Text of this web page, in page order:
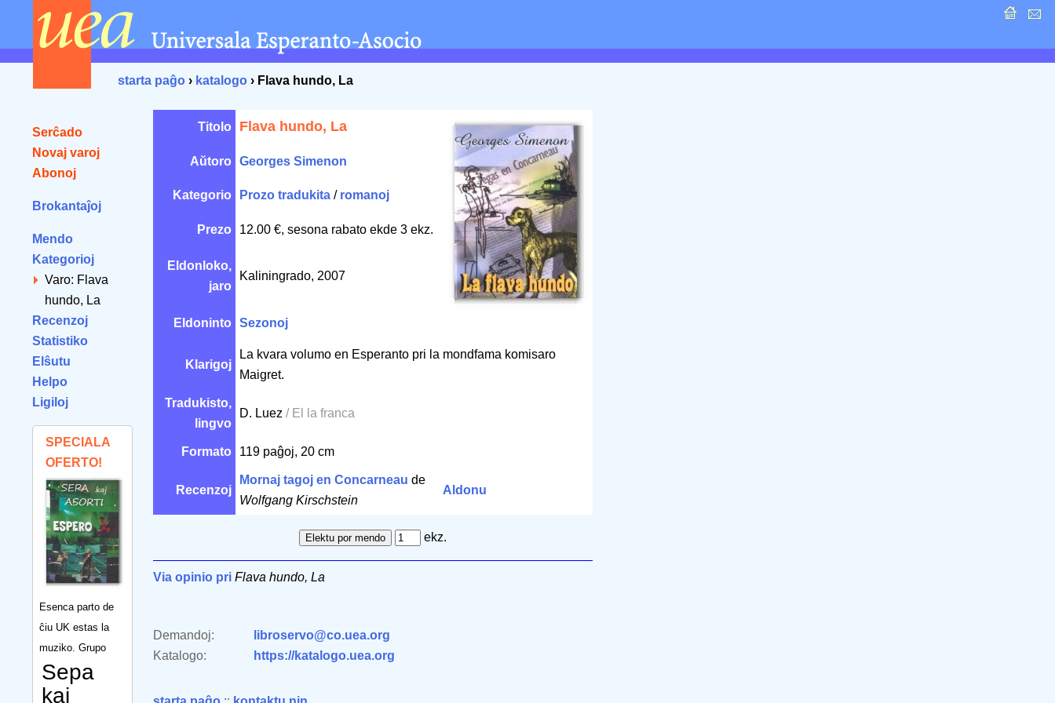
starta paĝo › katalogo › Flava hundo, La
Serĉado
Novaj varoj
Abonoj
Brokantaĵoj
Mendo
Kategorioj
Varo: Flava
hundo, La
Recenzoj
Statistiko
Elŝutu
Helpo
Ligiloj
SPECIALA
OFERTO!
Esenca parto de
ĉiu UK estas la
muziko. Grupo
Sepa
kaj
Titolo Flava hundo, La
Aŭtoro Georges Simenon
Kategorio Prozo tradukita / romanoj
Prezo 12.00 €, sesona rabato ekde 3 ekz.
Eldonloko,
jaro
Kaliningrado, 2007
Eldoninto Sezonoj
Klarigoj
La kvara volumo en Esperanto pri la mondfama komisaro
Maigret.
Tradukisto,
lingvo
D. Luez / El la franca
Formato 119 paĝoj, 20 cm
Recenzoj
Mornaj tagoj en Concarneau de
Wolfgang Kirschstein
Aldonu
ekz.
Via opinio pri Flava hundo, La
Demandoj:
libroservo@co.uea.org
Katalogo:
https://katalogo.uea.org